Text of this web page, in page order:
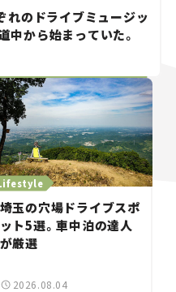
れのドライブミュージッ
中から始まっていた。
埼玉の穴場ドライブスポ
ット5選。車中泊の達人
が厳選
2026.08.04